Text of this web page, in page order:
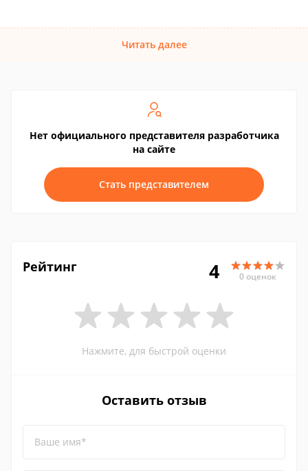
Читать далее
Нет официального представителя разработчика
на сайте
Стать представителем
Рейтинг 4 0 оценок
Нажмите, для быстрой оценки
Оставить отзыв
Ваше имя*